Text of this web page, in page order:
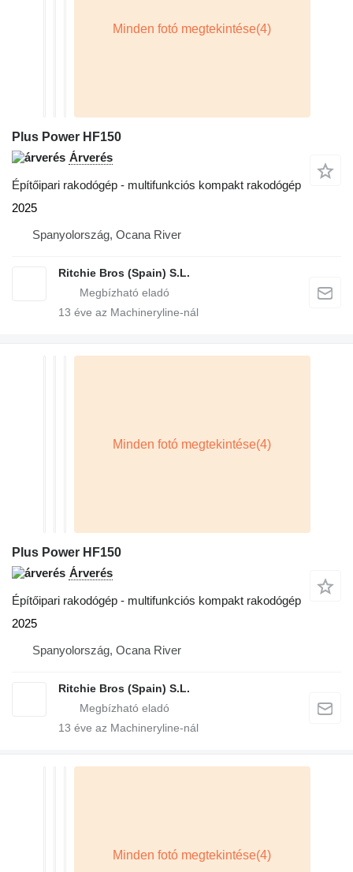
Plus Power HF150
Árverés
Építőipari rakodógép - multifunkciós kompakt rakodógép
2025
Spanyolország, Ocana River
Ritchie Bros (Spain) S.L.
13 éve az Machineryline-nál
Plus Power HF150
Árverés
Építőipari rakodógép - multifunkciós kompakt rakodógép
2025
Spanyolország, Ocana River
Ritchie Bros (Spain) S.L.
13 éve az Machineryline-nál